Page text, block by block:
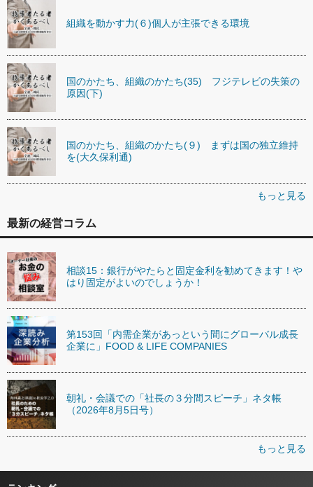
組織を動かす力(６)個人が主張できる環境
国のかたち、組織のかたち(35) フジテレビの失策の
原因(下)
国のかたち、組織のかたち(９) まずは国の独立維持
を(大久保利通)
もっと見る
最新の経営コラム
相談15：銀行がやたらと固定金利を勧めてきます！や
はり固定がよいのでしょうか！
第153回「内需企業があっという間にグローバル成長
企業に」FOOD & LIFE COMPANIES
朝礼・会議での「社長の３分間スピーチ」ネタ帳
（2026年8月5日号）
もっと見る